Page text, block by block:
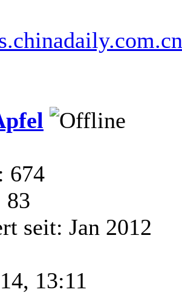
674
83
seit: Jan 2012
13:11